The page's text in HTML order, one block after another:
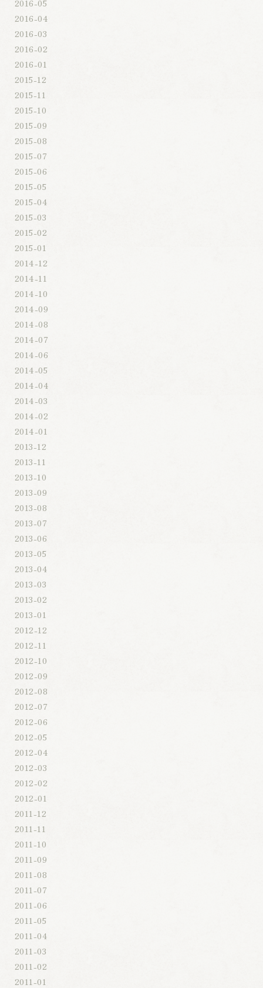
2016-05
2016-04
2016-03
2016-02
2016-01
2015-12
2015-11
2015-10
2015-09
2015-08
2015-07
2015-06
2015-05
2015-04
2015-03
2015-02
2015-01
2014-12
2014-11
2014-10
2014-09
2014-08
2014-07
2014-06
2014-05
2014-04
2014-03
2014-02
2014-01
2013-12
2013-11
2013-10
2013-09
2013-08
2013-07
2013-06
2013-05
2013-04
2013-03
2013-02
2013-01
2012-12
2012-11
2012-10
2012-09
2012-08
2012-07
2012-06
2012-05
2012-04
2012-03
2012-02
2012-01
2011-12
2011-11
2011-10
2011-09
2011-08
2011-07
2011-06
2011-05
2011-04
2011-03
2011-02
2011-01